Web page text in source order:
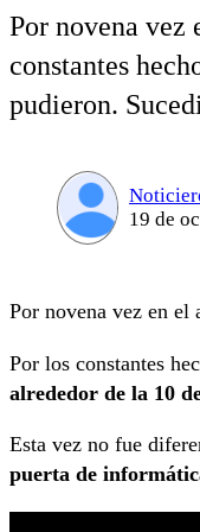
Por novena vez
constantes
pudieron.
19 de
Por novena vez en el
Por los constantes
alrededor de la 10
Esta vez no fue
puerta de